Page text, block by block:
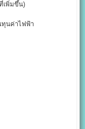
เพิ่มขึ้น)
นค่าไฟฟ้า